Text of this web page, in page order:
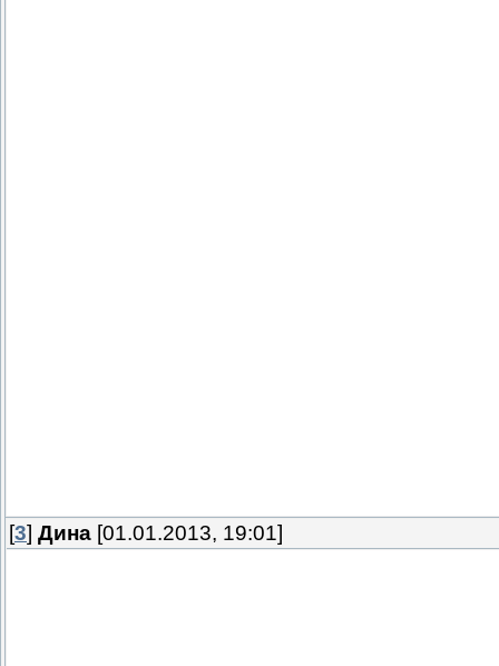
[3] Дина [01.01.2013, 19:01]